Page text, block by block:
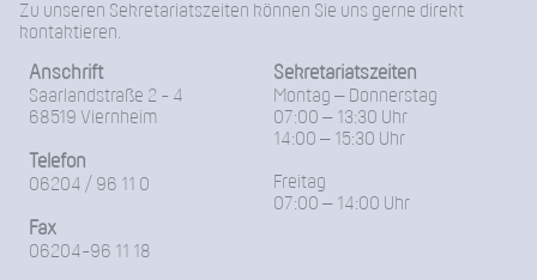
Zu unseren Sekretariatszeiten können Sie uns gerne direkt
kontaktieren.
Anschrift
Saarlandstraße 2 - 4
68519 Viernheim
Telefon
06204 / 96 11 0
Fax
06204-96 11 18
Sekretariatszeiten
Montag – Donnerstag
07:00 – 13:30 Uhr
14:00 – 15:30 Uhr
Freitag
07:00 – 14:00 Uhr